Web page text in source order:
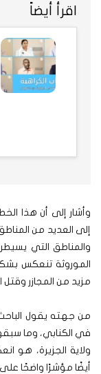
اقرأ أيضاً
وأشار إلى أن هذا
إلى العديد من
والمناطق التي يسيطر
الموروثة تنعكس
مزيد من المجازر وقتل
من جهته يقول
في الكنابي، وما
ولاية الجزيرة، هو
أيضًا مؤشرًا واضحًا